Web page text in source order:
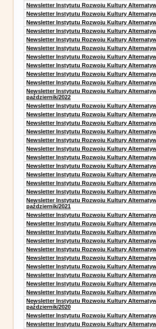
Newsletter Instytutu Rozwoju Kultury
Newsletter Instytutu Rozwoju Kultury
Newsletter Instytutu Rozwoju Kultury
Newsletter Instytutu Rozwoju Kultury
Newsletter Instytutu Rozwoju Kultury
Newsletter Instytutu Rozwoju Kultury
Newsletter Instytutu Rozwoju Kultury
Newsletter Instytutu Rozwoju Kultury
Newsletter Instytutu Rozwoju Kultury
Newsletter Instytutu Rozwoju Kultury
Newsletter Instytutu Rozwoju Kultury
październik/2022
Newsletter Instytutu Rozwoju Kultury
Newsletter Instytutu Rozwoju Kultury
Newsletter Instytutu Rozwoju Kultury
Newsletter Instytutu Rozwoju Kultury
Newsletter Instytutu Rozwoju Kultury
Newsletter Instytutu Rozwoju Kultury
Newsletter Instytutu Rozwoju Kultury
Newsletter Instytutu Rozwoju Kultury
Newsletter Instytutu Rozwoju Kultury
Newsletter Instytutu Rozwoju Kultury
Newsletter Instytutu Rozwoju Kultury
Newsletter Instytutu Rozwoju Kultury
październik/2021
Newsletter Instytutu Rozwoju Kultury
Newsletter Instytutu Rozwoju Kultury
Newsletter Instytutu Rozwoju Kultury
Newsletter Instytutu Rozwoju Kultury
Newsletter Instytutu Rozwoju Kultury
Newsletter Instytutu Rozwoju Kultury
Newsletter Instytutu Rozwoju Kultury
Newsletter Instytutu Rozwoju Kultury
Newsletter Instytutu Rozwoju Kultury
Newsletter Instytutu Rozwoju Kultury
Newsletter Instytutu Rozwoju Kultury
październik/2020
Newsletter Instytutu Rozwoju Kultury
Newsletter Instytutu Rozwoju Kultury